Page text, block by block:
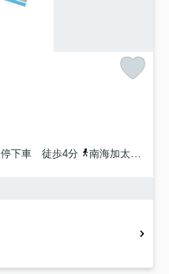
停下車 徒歩4分
南海加太線「二里ヶ浜」駅 徒歩16分